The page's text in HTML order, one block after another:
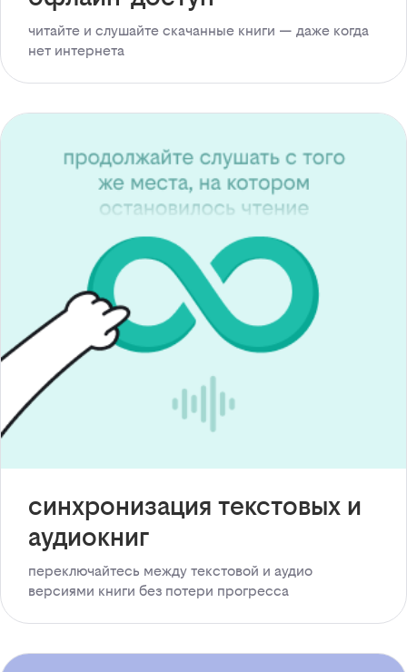
читайте и слушайте скачанные книги — даже когда
нет интернета
синхронизация текстовых и
аудиокниг
переключайтесь между текстовой и аудио
версиями книги без потери прогресса